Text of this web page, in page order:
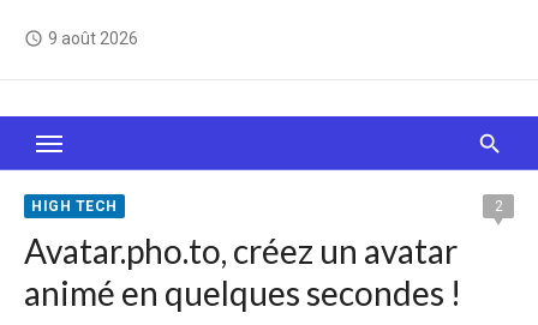
access_time 9 août 2026
Le Web, c'est comme une boîte de chocolats… On
sait jamais sur quoi on va tomber !
HIGH TECH 2
Avatar.pho.to, créez un avatar
animé en quelques secondes !